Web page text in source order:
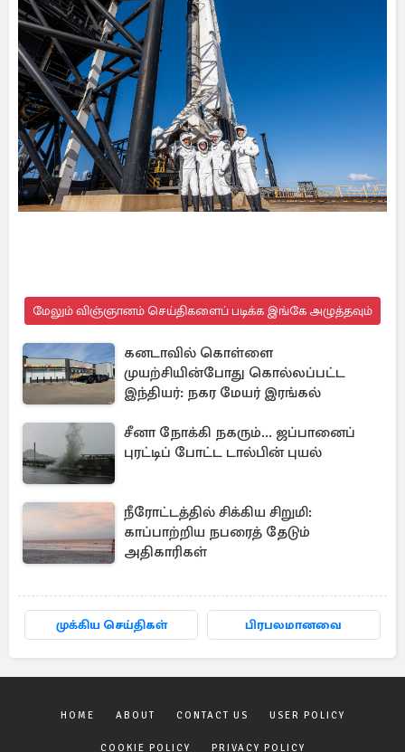
மேலும் விஞ்ஞானம் செய்திகளைப் படிக்க இங்கே அழுத்தவும்
கனடாவில் கொள்ளை
முயற்சியின்போது கொல்லப்பட்ட
இந்தியர்: நகர மேயர் இரங்கல்
சீனா நோக்கி நகரும்... ஜப்பானைப்
புரட்டிப் போட்ட டால்பின் புயல்
நீரோட்டத்தில் சிக்கிய சிறுமி:
காப்பாற்றிய நபரைத் தேடும்
அதிகாரிகள்
முக்கிய செய்திகள் பிரபலமானவை
HOME ABOUT CONTACT US USER POLICY
COOKIE POLICY PRIVACY POLICY